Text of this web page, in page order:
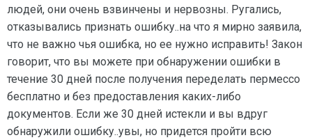
людей, они очень взвинчены и нервозны. Ругались,
отказывались признать ошибку..на что я мирно заявила,
что не важно чья ошибка, но ее нужно исправить! Закон
говорит, что вы можете при обнаружении ошибки в
течение 30 дней после получения переделать пермессо
бесплатно и без предоставления каких-либо
документов. Если же 30 дней истекли и вы вдруг
обнаружили ошибку..увы, но придется пройти всю